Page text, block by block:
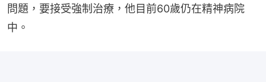
問題，要接受強制治療，他目前60歲仍在精神病院
中。